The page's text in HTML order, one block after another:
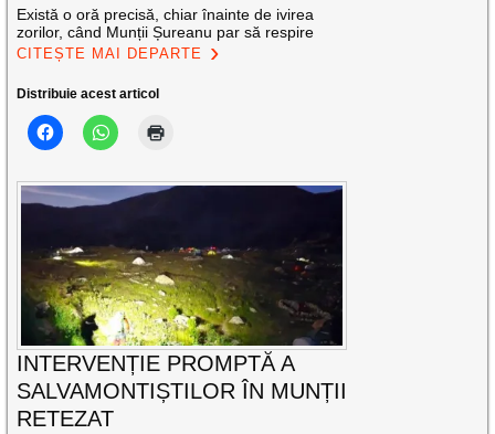
Există o oră precisă, chiar înainte de ivirea
zorilor, când Munții Șureanu par să respire
CITEȘTE MAI DEPARTE
Distribuie acest articol
INTERVENȚIE PROMPTĂ A
SALVAMONTIȘTILOR ÎN MUNȚII
RETEZAT